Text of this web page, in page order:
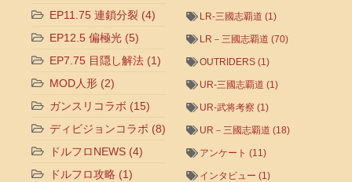
EP11.75 連鎖分裂 (4)
EP12.5 偏極光 (5)
EP7.75 目隠し解法 (1)
MOD人形 (2)
ガンスリコラボ (15)
ディビジョンコラボ (8)
ドルフロNEWS (4)
ドルフロ攻略 (1)
LR-三國志覇道 (1)
LR－三國志覇道 (70)
OUTRIDERS (1)
UR-三國志覇道 (1)
UR-武将考察 (1)
UR－三國志覇道 (18)
アンケート (11)
インタビュー (1)